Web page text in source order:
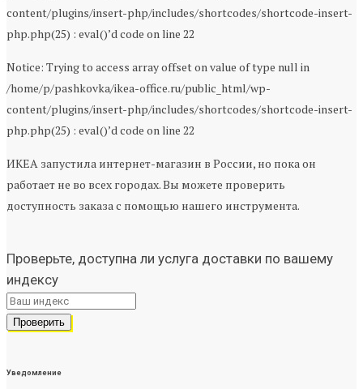
content/plugins/insert-php/includes/shortcodes/shortcode-insert-
php.php(25) : eval()’d code on line 22
Notice: Trying to access array offset on value of type null in
/home/p/pashkovka/ikea-office.ru/public_html/wp-
content/plugins/insert-php/includes/shortcodes/shortcode-insert-
php.php(25) : eval()’d code on line 22
ИКЕА запустила интернет-магазин в России, но пока он
работает не во всех городах. Вы можете проверить
доступность заказа с помощью нашего инструмента.
Проверьте, доступна ли услуга доставки по вашему
индексу
Уведомление